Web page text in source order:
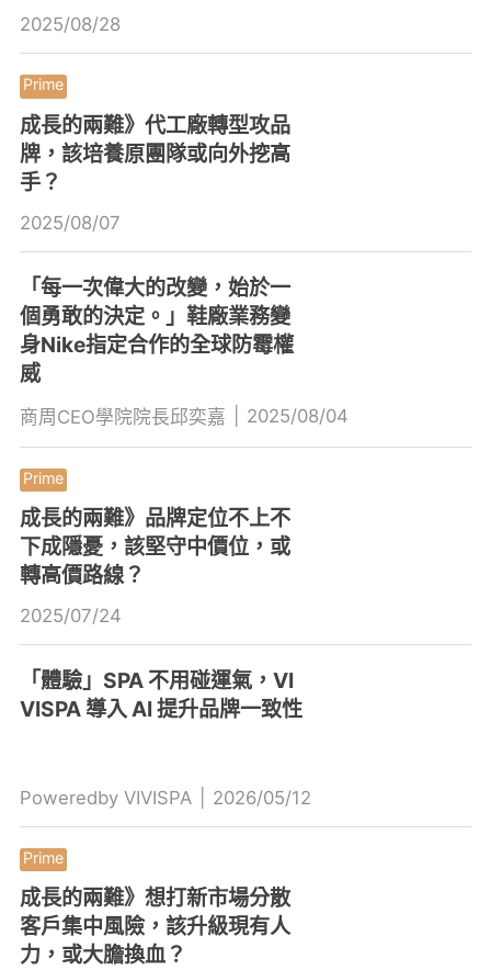
2025/08/28
成長的兩難》代工廠轉型攻品
牌，該培養原團隊或向外挖高
手？
2025/08/07
「每一次偉大的改變，始於一
個勇敢的決定。」鞋廠業務變
身Nike指定合作的全球防霉權
威
商周CEO學院院長邱奕嘉 2025/08/04
成長的兩難》品牌定位不上不
下成隱憂，該堅守中價位，或
轉高價路線？
2025/07/24
「體驗」SPA 不用碰運氣，VI
VISPA 導入 AI 提升品牌一致性
Poweredby VIVISPA 2026/05/12
成長的兩難》想打新市場分散
客戶集中風險，該升級現有人
力，或大膽換血？